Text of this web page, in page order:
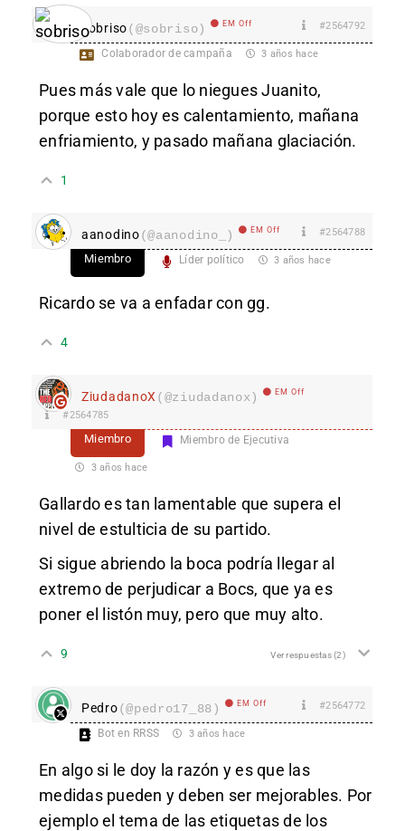
sobriso(@sobriso) EM Off #2564792
Colaborador de campaña 3 años hace
Pues más vale que lo niegues Juanito,
porque esto hoy es calentamiento, mañana
enfriamiento, y pasado mañana glaciación.
1
aanodino(@aanodino_) EM Off #2564788
Miembro Líder político 3 años hace
Ricardo se va a enfadar con gg.
4
ZiudadanoX (@ziudadanox) EM Off
#2564785
Miembro Miembro de Ejecutiva
3 años hace
Gallardo es tan lamentable que supera el
nivel de estulticia de su partido.
Si sigue abriendo la boca podría llegar al
extremo de perjudicar a Bocs, que ya es
poner el listón muy, pero que muy alto.
9 Ver respuestas(2)
Pedro(@pedro17_88) EM Off #2564772
Bot en RRSS 3 años hace
En algo si le doy la razón y es que las
medidas pueden y deben ser mejorables. Por
ejemplo el tema de las etiquetas de los